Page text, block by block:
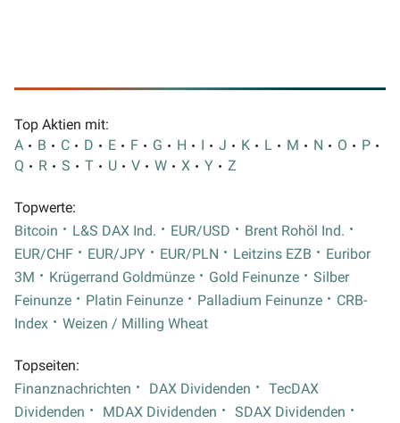
Top Aktien mit:
A
B C D E F G H I J K L M N O
P
Q
R S T U V W X Y Z
Topwerte:
Bitcoin
L&S DAX Ind. EUR/USD
Brent Rohöl Ind.
EUR/CHF
EUR/JPY EUR/PLN Leitzins EZB
Euribor
3M
Krügerrand Goldmünze Gold Feinunze
Silber
Feinunze
Platin Feinunze Palladium Feinunze
CRB-
Index
Weizen / Milling Wheat
Topseiten:
Finanznachrichten
DAX Dividenden
TecDAX
Dividenden
MDAX Dividenden SDAX Dividenden